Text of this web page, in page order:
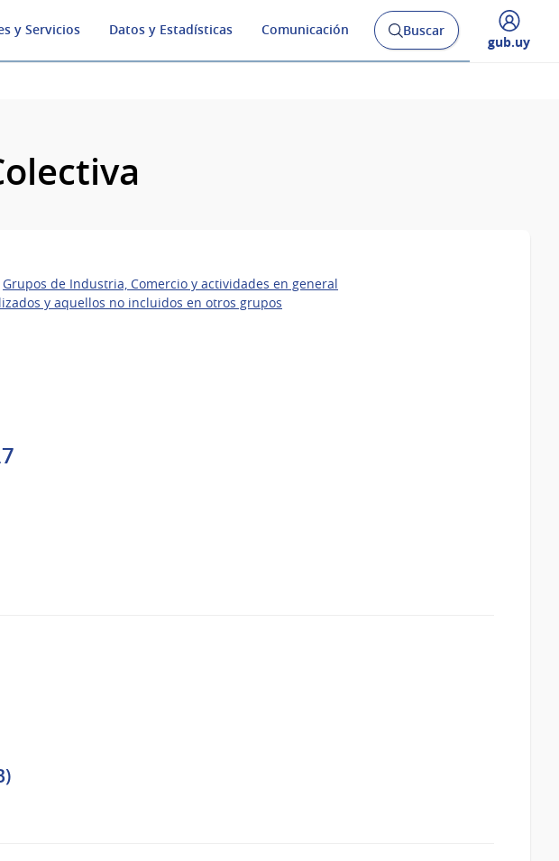
y Servicios Datos y Estadísticas Comunicación
Abrir
buscador
Buscar
Desplegar
gub.uy
Grupos de Industria, Comercio y actividades en general
y aquellos no incluidos en otros grupos